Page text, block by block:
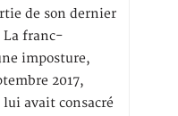
de son dernier
La franc-
imposture,
2017,
lui avait consacré